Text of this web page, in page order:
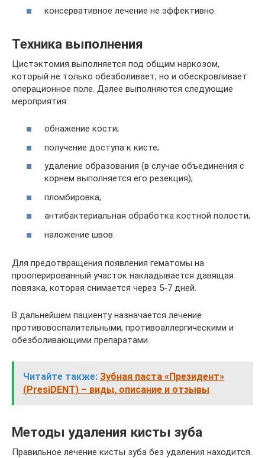
консервативное лечение не эффективно.
Техника выполнения
Цистэктомия выполняется под общим наркозом,
который не только обезболивает, но и обескровливает
операционное поле. Далее выполняются следующие
мероприятия:
обнажение кости;
получение доступа к кисте;
удаление образования (в случае объединения с
корнем выполняется его резекция);
пломбировка;
антибактериальная обработка костной полости;
наложение швов.
Для предотвращения появления гематомы на
прооперированный участок накладывается давящая
повязка, которая снимается через 5-7 дней.
В дальнейшем пациенту назначается лечение
противовоспалительными, противоаллергическими и
обезболивающими препаратами.
Читайте также: Зубная паста «Президент»
(PresiDENT) – виды, описание и отзывы
Методы удаления кисты зуба
Правильное лечение кисты зуба без удаления находится